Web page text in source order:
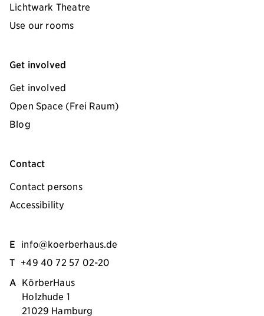
Lichtwark Theatre
Use our rooms
Get involved
Get involved
Open Space (Frei Raum)
Blog
Contact
Contact persons
Accessibility
E info@koerberhaus.de
T +49 40 72 57 02-20
A KörberHaus
Holzhude 1
21029 Hamburg